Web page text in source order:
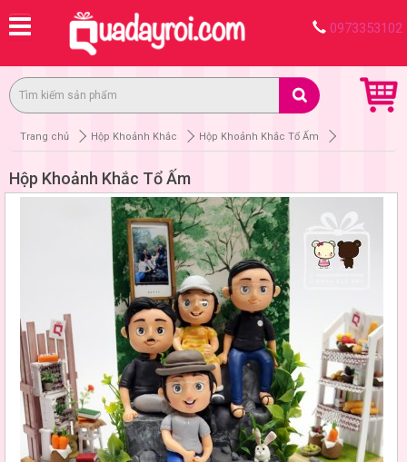
0973353102
Trang chủ Hộp Khoảnh Khắc Hộp Khoảnh Khắc Tổ Ấm
Hộp Khoảnh Khắc Tổ Ấm